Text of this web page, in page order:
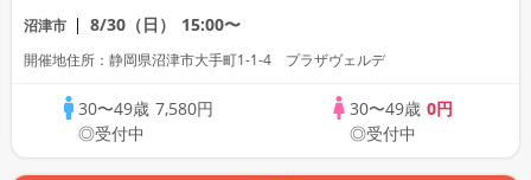
活パーティー
沼津市 8/30（日） 15:00〜
開催地住所：静岡県沼津市大手町1-1-4 プラザヴェルデ
30〜49歳 7,580円
◎受付中
30〜49歳 0円
◎受付中